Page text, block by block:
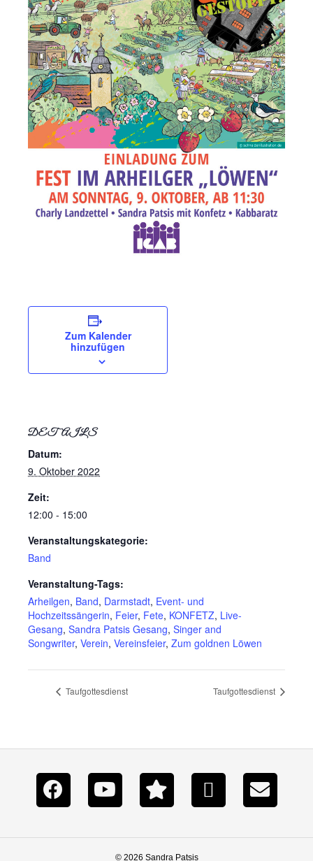
Zum Kalender
hinzufügen
DETAILS
Datum:
9. Oktober 2022
Zeit:
12:00 - 15:00
Veranstaltungskategorie:
Band
Veranstaltung-Tags:
Arheilgen, Band, Darmstadt, Event- und
Hochzeitssängerin, Feier, Fete, KONFETZ, Live-
Gesang, Sandra Patsis Gesang, Singer and
Songwriter, Verein, Vereinsfeier, Zum goldnen Löwen
Taufgottesdienst Taufgottesdienst
© 2026 Sandra Patsis